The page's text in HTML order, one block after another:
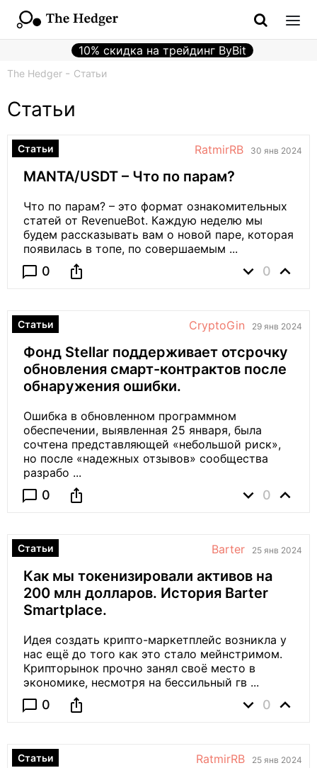
10% скидка на трейдинг ByBit
The Hedger Статьи
Статьи
Статьи RatmirRB 30 янв 2024
MANTA/USDT – Что по парам?
Что по парам? – это формат ознакомительных
статей от RevenueBot. Каждую неделю мы
будем рассказывать вам о новой паре, которая
появилась в топе, по совершаемым ...
chat_bubble_outline 0 ios_share expand_more 0 expand_less
Статьи CryptoGin 29 янв 2024
Фонд Stellar поддерживает отсрочку
обновления смарт-контрактов после
обнаружения ошибки.
Ошибка в обновленном программном
обеспечении, выявленная 25 января, была
сочтена представляющей «небольшой риск»,
но после «надежных отзывов» сообщества
разрабо ...
chat_bubble_outline 0 ios_share expand_more 0 expand_less
Статьи Barter 25 янв 2024
Как мы токенизировали активов на
200 млн долларов. История Barter
Smartplace.
Идея создать крипто-маркетплейс возникла у
нас ещё до того как это стало мейнстримом.
Крипторынок прочно занял своё место в
экономике, несмотря на бессильный гв ...
chat_bubble_outline 0 ios_share expand_more 0 expand_less
Статьи RatmirRB 25 янв 2024